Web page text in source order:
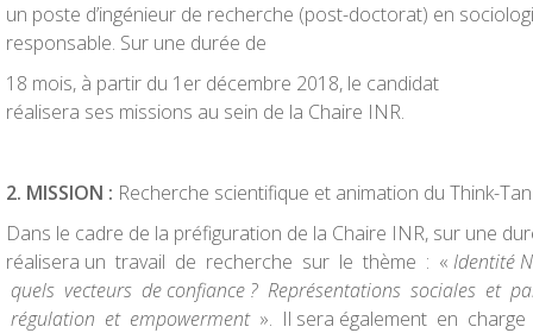
un poste d’ingénieur de recherche (post-doctorat) en
responsable. Sur une durée de
18 mois, à partir du 1er décembre 2018, le candidat
réalisera ses missions au sein de la Chaire INR.
2. MISSION : Recherche scientifique et animation du Think-
Dans le cadre de la préfiguration de la Chaire INR, sur une
réalisera un travail de recherche sur le thème : « Identité
quels vecteurs de confiance ? Représentations sociales et
régulation et empowerment ». Il sera également en charge